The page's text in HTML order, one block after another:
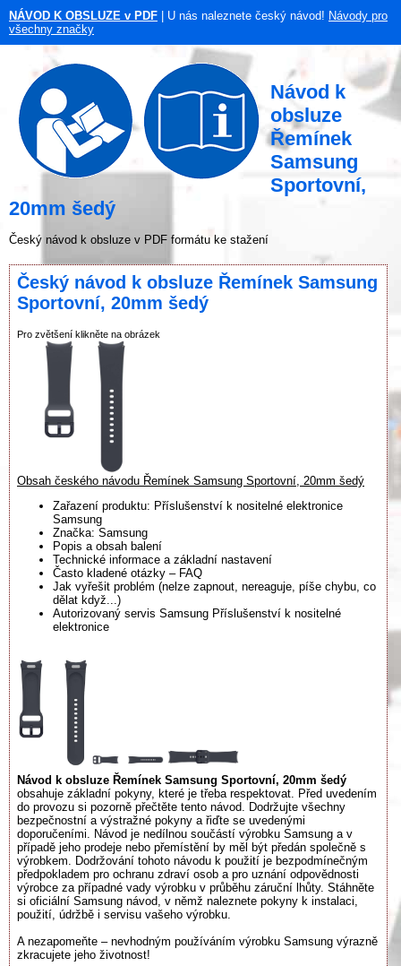
NÁVOD K OBSLUZE v PDF | U nás naleznete český návod! Návody pro
všechny značky
Návod k
obsluze
Řemínek
Samsung
Sportovní,
20mm šedý
Český návod k obsluze v PDF formátu ke stažení
Český návod k obsluze Řemínek Samsung
Sportovní, 20mm šedý
Pro zvětšení klikněte na obrázek
Obsah českého návodu Řemínek Samsung Sportovní, 20mm šedý
Zařazení produktu: Příslušenství k nositelné elektronice
Samsung
Značka: Samsung
Popis a obsah balení
Technické informace a základní nastavení
Často kladené otázky – FAQ
Jak vyřešit problém (nelze zapnout, nereaguje, píše chybu, co
dělat když...)
Autorizovaný servis Samsung Příslušenství k nositelné
elektronice
Návod k obsluze Řemínek Samsung Sportovní, 20mm šedý
obsahuje základní pokyny, které je třeba respektovat. Před uvedením
do provozu si pozorně přečtěte tento návod. Dodržujte všechny
bezpečnostní a výstražné pokyny a řiďte se uvedenými
doporučeními. Návod je nedílnou součástí výrobku Samsung a v
případě jeho prodeje nebo přemístění by měl být předán společně s
výrobkem. Dodržování tohoto návodu k použití je bezpodmínečným
předpokladem pro ochranu zdraví osob a pro uznání odpovědnosti
výrobce za případné vady výrobku v průběhu záruční lhůty. Stáhněte
si oficiální Samsung návod, v němž naleznete pokyny k instalaci,
použití, údržbě i servisu vašeho výrobku.
A nezapomeňte – nevhodným používáním výrobku Samsung výrazně
zkracujete jeho životnost!